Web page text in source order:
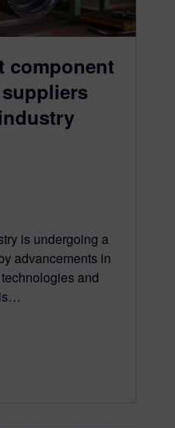
component
is undergoing a
advancements in
and